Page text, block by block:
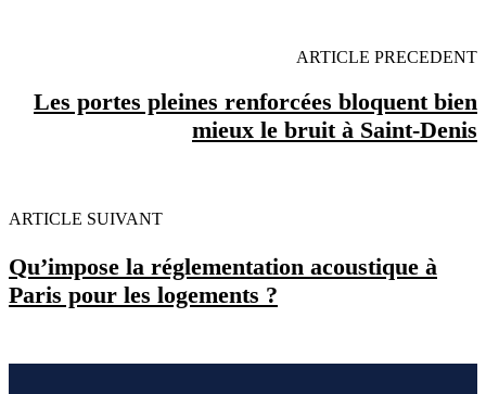
ARTICLE PRECEDENT
Les portes pleines renforcées bloquent bien
mieux le bruit à Saint-Denis
ARTICLE SUIVANT
Qu’impose la réglementation acoustique à
Paris pour les logements ?